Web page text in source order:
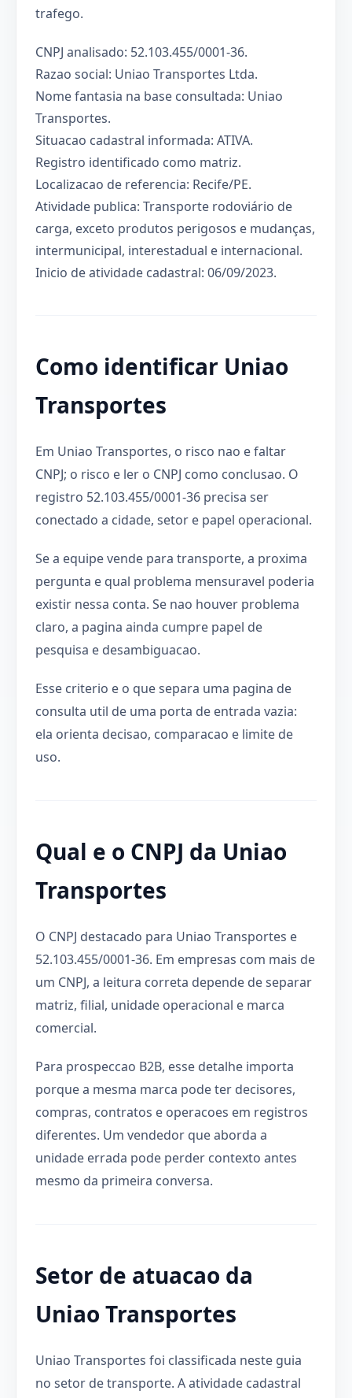
trafego.
CNPJ analisado: 52.103.455/0001-36.
Razao social: Uniao Transportes Ltda.
Nome fantasia na base consultada: Uniao
Transportes.
Situacao cadastral informada: ATIVA.
Registro identificado como matriz.
Localizacao de referencia: Recife/PE.
Atividade publica: Transporte rodoviário de
carga, exceto produtos perigosos e mudanças,
intermunicipal, interestadual e internacional.
Inicio de atividade cadastral: 06/09/2023.
Como identificar Uniao
Transportes
Em Uniao Transportes, o risco nao e faltar
CNPJ; o risco e ler o CNPJ como conclusao. O
registro 52.103.455/0001-36 precisa ser
conectado a cidade, setor e papel operacional.
Se a equipe vende para transporte, a proxima
pergunta e qual problema mensuravel poderia
existir nessa conta. Se nao houver problema
claro, a pagina ainda cumpre papel de
pesquisa e desambiguacao.
Esse criterio e o que separa uma pagina de
consulta util de uma porta de entrada vazia:
ela orienta decisao, comparacao e limite de
uso.
Qual e o CNPJ da Uniao
Transportes
O CNPJ destacado para Uniao Transportes e
52.103.455/0001-36. Em empresas com mais de
um CNPJ, a leitura correta depende de separar
matriz, filial, unidade operacional e marca
comercial.
Para prospeccao B2B, esse detalhe importa
porque a mesma marca pode ter decisores,
compras, contratos e operacoes em registros
diferentes. Um vendedor que aborda a
unidade errada pode perder contexto antes
mesmo da primeira conversa.
Setor de atuacao da
Uniao Transportes
Uniao Transportes foi classificada neste guia
no setor de transporte. A atividade cadastral